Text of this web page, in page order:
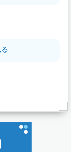
る